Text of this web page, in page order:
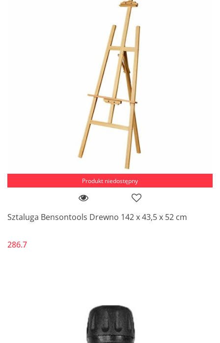
Produkt niedostępny
Sztaluga Bensontools Drewno 142 x 43,5 x 52 cm
286.7